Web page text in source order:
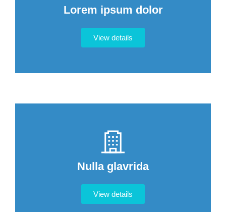
Lorem ipsum dolor
View details
Nulla glavrida
View details